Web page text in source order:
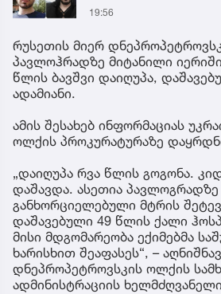
ნათელს, თუ რატომ იყო
წამქეზებელი...“ - გიგა
ავალიანის დედა
20:19
რუსეთის მიერ
პავლოჰრადზე მიტანილი
წლის ბავშვი დაიღუპა,
ადამიანი.
ამის შესახებ ინფორმაციას
ოლქის პროკურატურაზე
„დაიღუპა რვა წლის გოგონა.
დაშავდა. ასეთია
განხორციელებული მტრის
დაშავებული 49 წლის ქალი
მისი მდგომარეობა ექიმებმა
ხარისხით შეაფასეს“, –
დნეპროპეტროვსკის ოლქის
ადმინისტრაციის